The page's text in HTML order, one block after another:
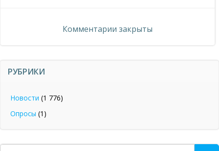
записямКомментарии закрыты
РУБРИКИ
Новости (1 776)
Опросы (1)